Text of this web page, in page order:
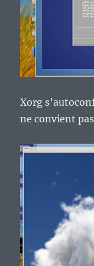
Xorg
ne convient